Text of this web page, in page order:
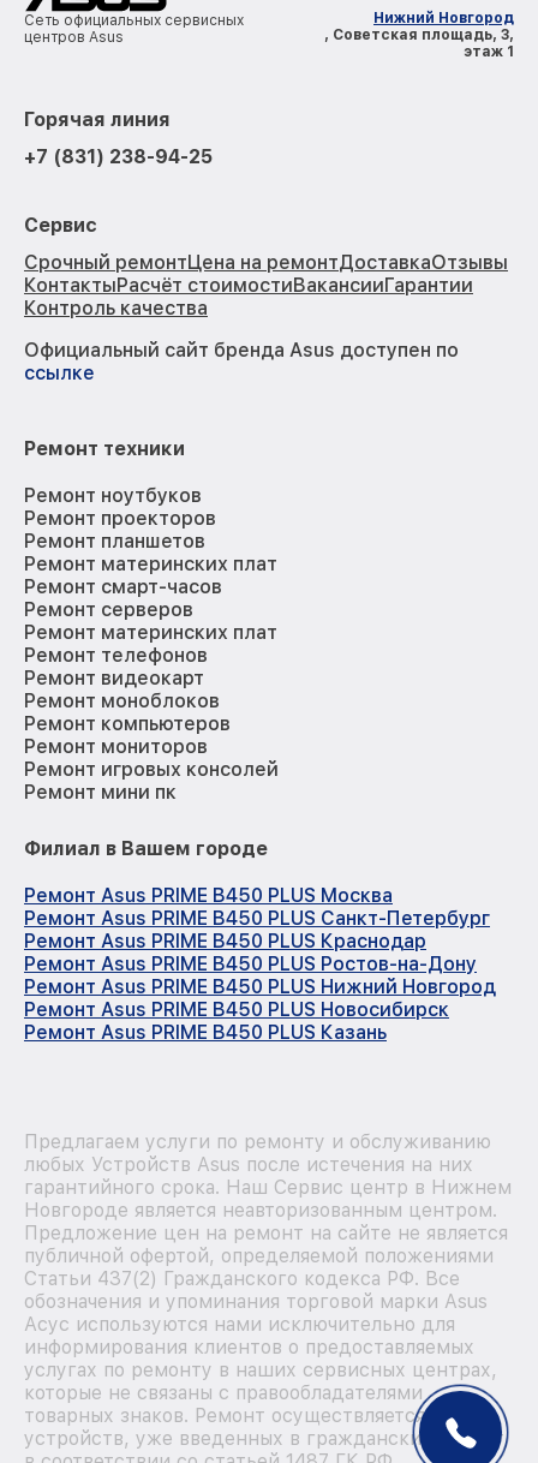
Сеть официальных сервисных
центров Asus
Нижний Новгород
, Советская площадь, 3,
этаж 1
Горячая линия
+7 (831) 238-94-25
Сервис
Срочный ремонтЦена на ремонтДоставкаОтзывы
КонтактыРасчёт стоимостиВакансииГарантии
Контроль качества
Официальный сайт бренда Asus доступен по
ссылке
Ремонт техники
Ремонт ноутбуков
Ремонт проекторов
Ремонт планшетов
Ремонт материнских плат
Ремонт смарт-часов
Ремонт серверов
Ремонт материнских плат
Ремонт телефонов
Ремонт видеокарт
Ремонт моноблоков
Ремонт компьютеров
Ремонт мониторов
Ремонт игровых консолей
Ремонт мини пк
Филиал в Вашем городе
Ремонт Asus PRIME B450 PLUS Москва
Ремонт Asus PRIME B450 PLUS Санкт-Петербург
Ремонт Asus PRIME B450 PLUS Краснодар
Ремонт Asus PRIME B450 PLUS Ростов-на-Дону
Ремонт Asus PRIME B450 PLUS Нижний Новгород
Ремонт Asus PRIME B450 PLUS Новосибирск
Ремонт Asus PRIME B450 PLUS Казань
Предлагаем услуги по ремонту и обслуживанию
любых Устройств Asus после истечения на них
гарантийного срока. Наш Сервис центр в Нижнем
Новгороде является неавторизованным центром.
Предложение цен на ремонт на сайте не является
публичной офертой, определяемой положениями
Статьи 437(2) Гражданского кодекса РФ. Все
обозначения и упоминания торговой марки Asus
Асус используются нами исключительно для
информирования клиентов о предоставляемых
услугах по ремонту в наших сервисных центрах,
которые не связаны с правообладателями
товарных знаков. Ремонт осуществляется для
устройств, уже введенных в гражданский оборот